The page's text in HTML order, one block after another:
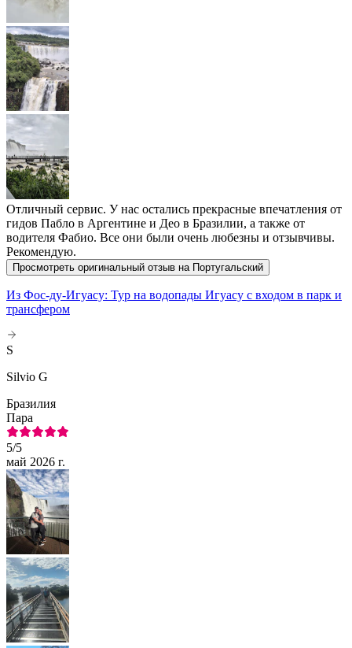
Отличный сервис. У нас остались прекрасные впечатления от
гидов Пабло в Аргентине и Део в Бразилии, а также от
водителя Фабио. Все они были очень любезны и отзывчивы.
Рекомендую.
Просмотреть оригинальный отзыв на Португальский
Из Фос-ду-Игуасу: Тур на водопады Игуасу с входом в парк и
трансфером
S
Silvio G
Бразилия
Пара
5/5
май 2026 г.